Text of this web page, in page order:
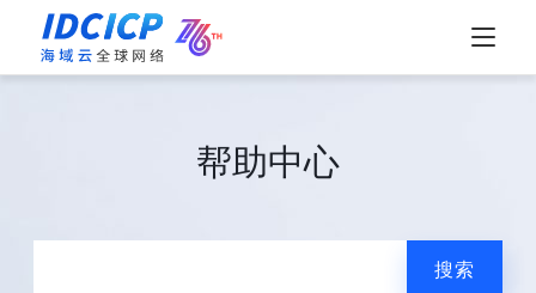
帮助中心
搜索